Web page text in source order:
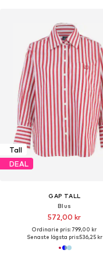
Tall
DEAL
GAP TALL
Blus
572,00 kr
Ordinarie pris: 799,00 kr
Senaste lägsta pris:536,25 kr